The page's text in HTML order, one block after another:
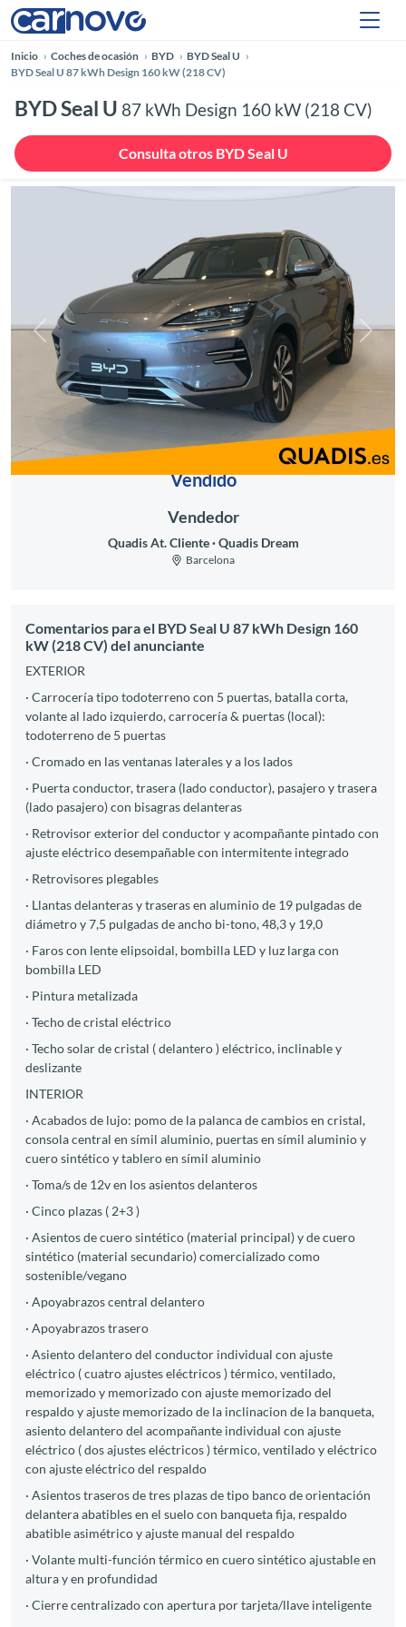
Inicio Coches de ocasión BYD
BYD Seal U
BYD Seal U 87 kWh Design 160 kW (218 CV)
BYD Seal U 87 kWh Design 160 kW (218 CV)
Consulta otros BYD Seal U
Anterior
Vendido
Vendedor
Quadis At. Cliente Quadis Dream
Barcelona
Comentarios para el BYD Seal U 87 kWh Design 160
kW (218 CV) del anunciante
EXTERIOR
· Carrocería tipo todoterreno con 5 puertas, batalla corta,
volante al lado izquierdo, carrocería & puertas (local):
todoterreno de 5 puertas
· Cromado en las ventanas laterales y a los lados
· Puerta conductor, trasera (lado conductor), pasajero y trasera
(lado pasajero) con bisagras delanteras
· Retrovisor exterior del conductor y acompañante pintado con
ajuste eléctrico desempañable con intermitente integrado
· Retrovisores plegables
· Llantas delanteras y traseras en aluminio de 19 pulgadas de
diámetro y 7,5 pulgadas de ancho bi-tono, 48,3 y 19,0
· Faros con lente elipsoidal, bombilla LED y luz larga con
bombilla LED
· Pintura metalizada
· Techo de cristal eléctrico
· Techo solar de cristal ( delantero ) eléctrico, inclinable y
deslizante
INTERIOR
· Acabados de lujo: pomo de la palanca de cambios en cristal,
consola central en símil aluminio, puertas en símil aluminio y
cuero sintético y tablero en símil aluminio
· Toma/s de 12v en los asientos delanteros
· Cinco plazas ( 2+3 )
· Asientos de cuero sintético (material principal) y de cuero
sintético (material secundario) comercializado como
sostenible/vegano
· Apoyabrazos central delantero
· Apoyabrazos trasero
· Asiento delantero del conductor individual con ajuste
eléctrico ( cuatro ajustes eléctricos ) térmico, ventilado,
memorizado y memorizado con ajuste memorizado del
respaldo y ajuste memorizado de la inclinacion de la banqueta,
asiento delantero del acompañante individual con ajuste
eléctrico ( dos ajustes eléctricos ) térmico, ventilado y eléctrico
con ajuste eléctrico del respaldo
· Asientos traseros de tres plazas de tipo banco de orientación
delantera abatibles en el suelo con banqueta fija, respaldo
abatible asimétrico y ajuste manual del respaldo
· Volante multi-función térmico en cuero sintético ajustable en
altura y en profundidad
· Cierre centralizado con apertura por tarjeta/llave inteligente